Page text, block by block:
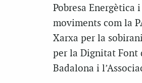
Pobresa
moviments com la
Xarxa per la
per la Dignitat Font
Badalona i